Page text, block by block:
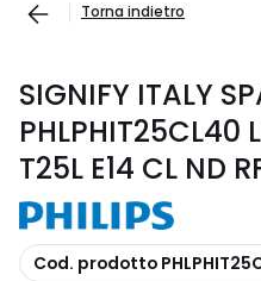
Torna indietro
SIGNIFY ITALY
PHLPHIT25CL40
T25L E14 CL ND
copia
Cod. prodotto